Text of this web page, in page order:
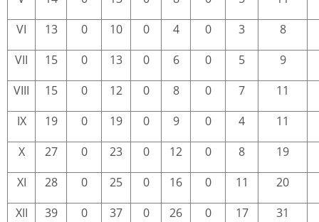
VI
13 0 10 0 4 0 3
8
VII
15 0 13 0 6 0 5
9
VIII
15 0 12 0 8 0 7
11
IX
19 0 19 0 9 0 4
11
X
27 0 23 0 12 0 8
19
XI
28 0 25 0 16 0 11
20
XII
39 0 37 0 26 0 17 31